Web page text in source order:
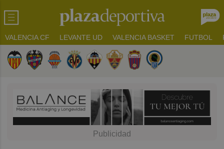
VALENCIA CF LEVANTE UD VALENCIA BASKET FUTBOL